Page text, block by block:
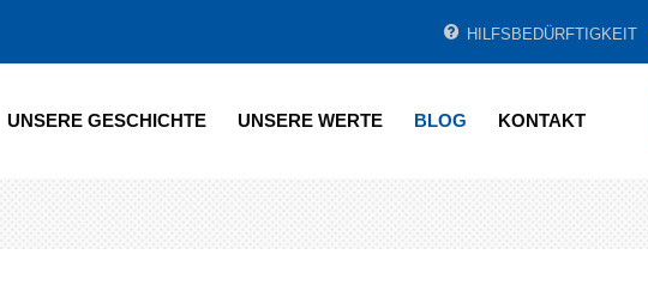
HILFSBEDÜRFTIGKEIT
UNSERE GESCHICHTE UNSERE WERTE BLOG KONTAKT